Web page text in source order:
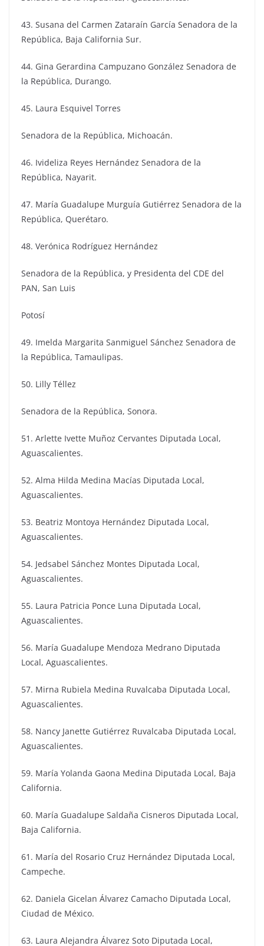
43. Susana del Carmen Zataraín García Senadora de la
República, Baja California Sur.
44. Gina Gerardina Campuzano González Senadora de
la República, Durango.
45. Laura Esquivel Torres
Senadora de la República, Michoacán.
46. Ivideliza Reyes Hernández Senadora de la
República, Nayarit.
47. María Guadalupe Murguía Gutiérrez Senadora de la
República, Querétaro.
48. Verónica Rodríguez Hernández
Senadora de la República, y Presidenta del CDE del
PAN, San Luis
Potosí
49. Imelda Margarita Sanmiguel Sánchez Senadora de
la República, Tamaulipas.
50. Lilly Téllez
Senadora de la República, Sonora.
51. Arlette Ivette Muñoz Cervantes Diputada Local,
Aguascalientes.
52. Alma Hilda Medina Macías Diputada Local,
Aguascalientes.
53. Beatriz Montoya Hernández Diputada Local,
Aguascalientes.
54. Jedsabel Sánchez Montes Diputada Local,
Aguascalientes.
55. Laura Patricia Ponce Luna Diputada Local,
Aguascalientes.
56. María Guadalupe Mendoza Medrano Diputada
Local, Aguascalientes.
57. Mirna Rubiela Medina Ruvalcaba Diputada Local,
Aguascalientes.
58. Nancy Janette Gutiérrez Ruvalcaba Diputada Local,
Aguascalientes.
59. María Yolanda Gaona Medina Diputada Local, Baja
California.
60. María Guadalupe Saldaña Cisneros Diputada Local,
Baja California.
61. María del Rosario Cruz Hernández Diputada Local,
Campeche.
62. Daniela Gicelan Álvarez Camacho Diputada Local,
Ciudad de México.
63. Laura Alejandra Álvarez Soto Diputada Local,